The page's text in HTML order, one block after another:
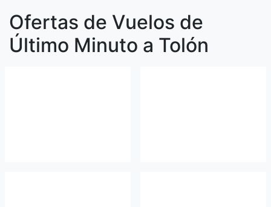
Ofertas de Vuelos de
Último Minuto a Tolón